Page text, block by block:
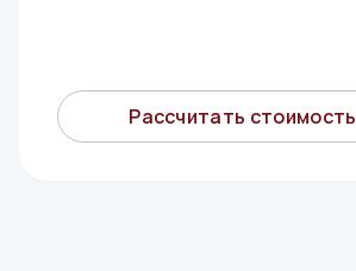
Рассчитать стоимость